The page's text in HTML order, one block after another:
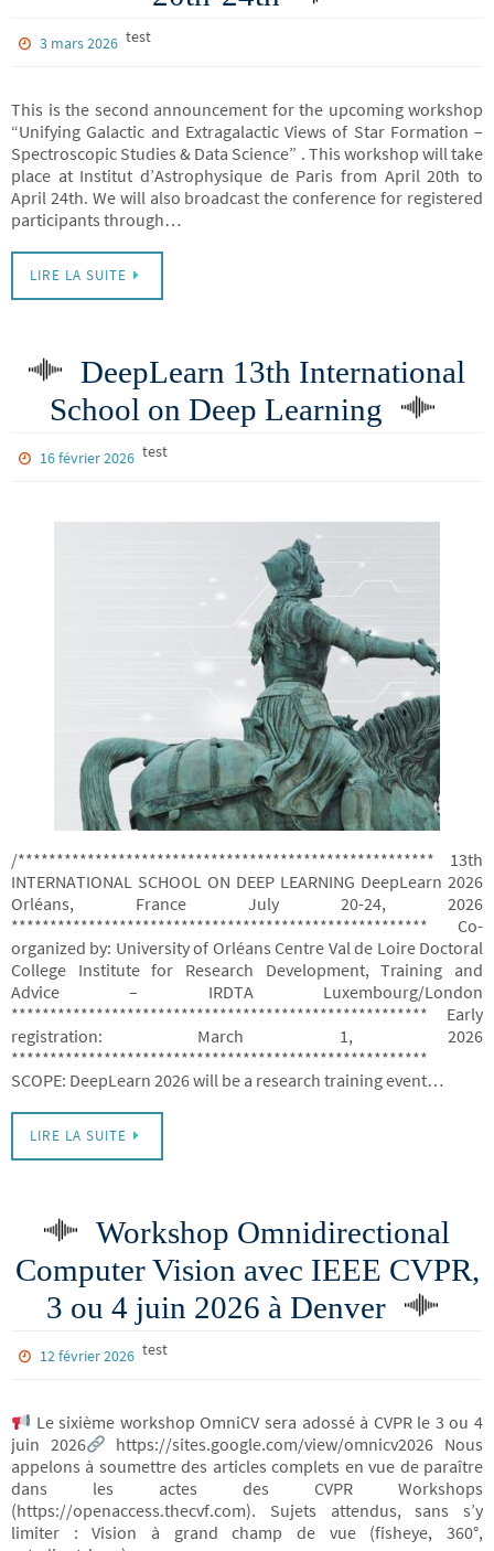
test
3 mars 2026
This is the second announcement for the upcoming workshop
“Unifying Galactic and Extragalactic Views of Star Formation –
Spectroscopic Studies & Data Science” . This workshop will take
place at Institut d’Astrophysique de Paris from April 20th to
April 24th. We will also broadcast the conference for registered
participants through…
LIRE LA SUITE
DeepLearn 13th International
School on Deep Learning
test
16 février 2026
/****************************************************** 13th
INTERNATIONAL SCHOOL ON DEEP LEARNING DeepLearn 2026
Orléans, France July 20-24, 2026
****************************************************** Co-
organized by: University of Orléans Centre Val de Loire Doctoral
College Institute for Research Development, Training and
Advice – IRDTA Luxembourg/London
****************************************************** Early
registration: March 1, 2026
******************************************************
SCOPE: DeepLearn 2026 will be a research training event…
LIRE LA SUITE
Workshop Omnidirectional
Computer Vision avec IEEE CVPR,
3 ou 4 juin 2026 à Denver
test
12 février 2026
Le sixième workshop OmniCV sera adossé à CVPR le 3 ou 4
juin 2026
https://sites.google.com/view/omnicv2026 Nous
appelons à soumettre des articles complets en vue de paraître
dans les actes des CVPR Workshops
(https://openaccess.thecvf.com). Sujets attendus, sans s’y
limiter : Vision à grand champ de vue (fisheye, 360°,